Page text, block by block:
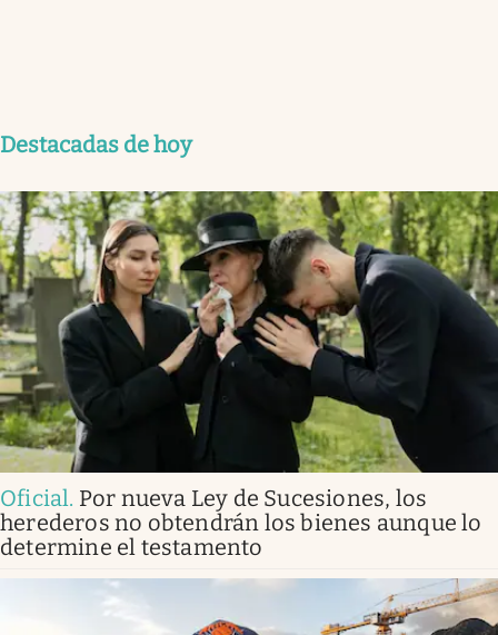
Destacadas de hoy
Oficial. Por nueva Ley de Sucesiones, los
herederos no obtendrán los bienes aunque lo
determine el testamento